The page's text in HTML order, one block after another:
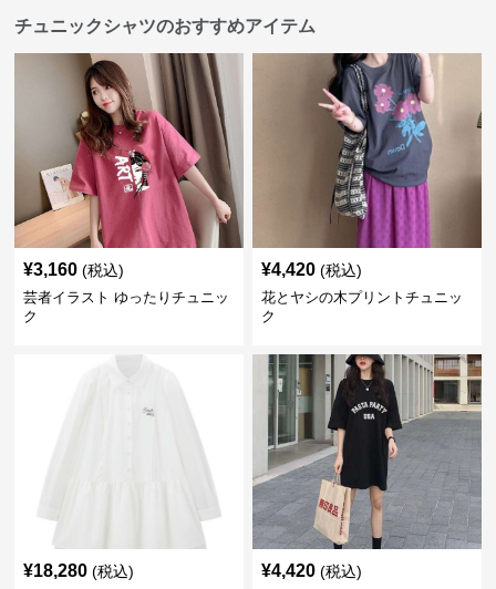
チュニックシャツのおすすめアイテム
¥3,160 (税込)
芸者イラスト ゆったりチュニッ
ク
¥4,420 (税込)
花とヤシの木プリントチュニッ
ク
¥18,280 (税込) ¥4,420 (税込)